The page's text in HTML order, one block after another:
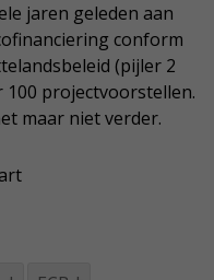
jaren geleden aan
conform
(pijler 2
100 projectvoorstellen.
maar niet verder.